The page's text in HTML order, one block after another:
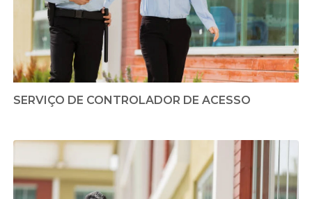
SERVIÇO DE CONTROLADOR DE ACESSO